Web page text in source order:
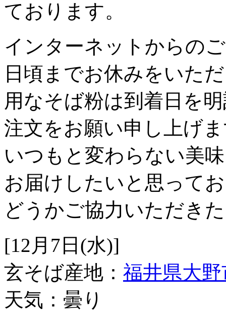
ております。
インターネットからの
日頃までお休みをいた
用なそば粉は到着日を
注文をお願い申し上げ
いつもと変わらない美
お届けしたいと思って
どうかご協力いただき
[12月7日(水)]
玄そば産地： 福井県大
天気：曇り